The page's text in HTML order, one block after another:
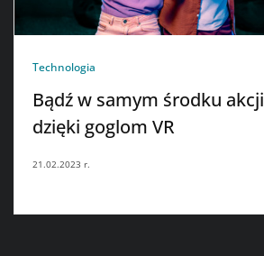
Technologia
Bądź w samym środku akcji
dzięki goglom VR
21.02.2023 r.